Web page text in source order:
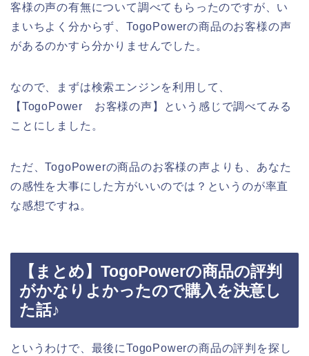
客様の声の有無について調べてもらったのですが、い
まいちよく分からず、TogoPowerの商品のお客様の声
があるのかすら分かりませんでした。
なので、まずは検索エンジンを利用して、
【TogoPower お客様の声】という感じで調べてみる
ことにしました。
ただ、TogoPowerの商品のお客様の声よりも、あなた
の感性を大事にした方がいいのでは？というのが率直
な感想ですね。
【まとめ】TogoPowerの商品の評判
がかなりよかったので購入を決意し
た話♪
というわけで、最後にTogoPowerの商品の評判を探し